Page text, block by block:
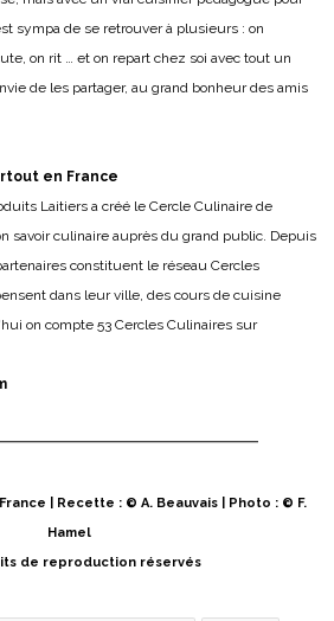
sympa de se retrouver à plusieurs : on
on rit … et on repart chez soi avec tout un
de les partager, au grand bonheur des amis
en France
Laitiers a créé le Cercle Culinaire de
savoir culinaire auprès du grand public. Depuis
constituent le réseau Cercles
dans leur ville, des cours de cuisine
on compte 53 Cercles Culinaires sur
| Recette : © A. Beauvais | Photo : © F.
Hamel
de reproduction réservés